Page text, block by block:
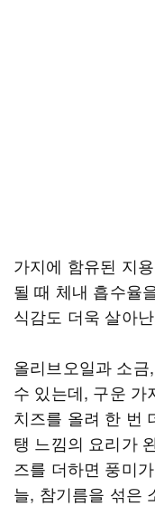
가지에 함유된 지
될 때 체내 흡수율
식감도 더욱 살아
올리브오일과 소
수 있는데, 구운 가
치즈를 올려 한 번
탱 느낌의 요리가
즈를 더하면 풍미
늘, 참기름을 섞은